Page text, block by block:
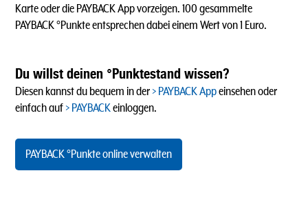
Karte oder die PAYBACK App vorzeigen. 100 gesammelte
PAYBACK °Punkte entsprechen dabei einem Wert von 1 Euro.
Du willst deinen °Punktestand wissen?
Diesen kannst du bequem in der PAYBACK Appeinsehen oder
einfach auf
PAYBACKeinloggen.
PAYBACK °Punkte online verwalten